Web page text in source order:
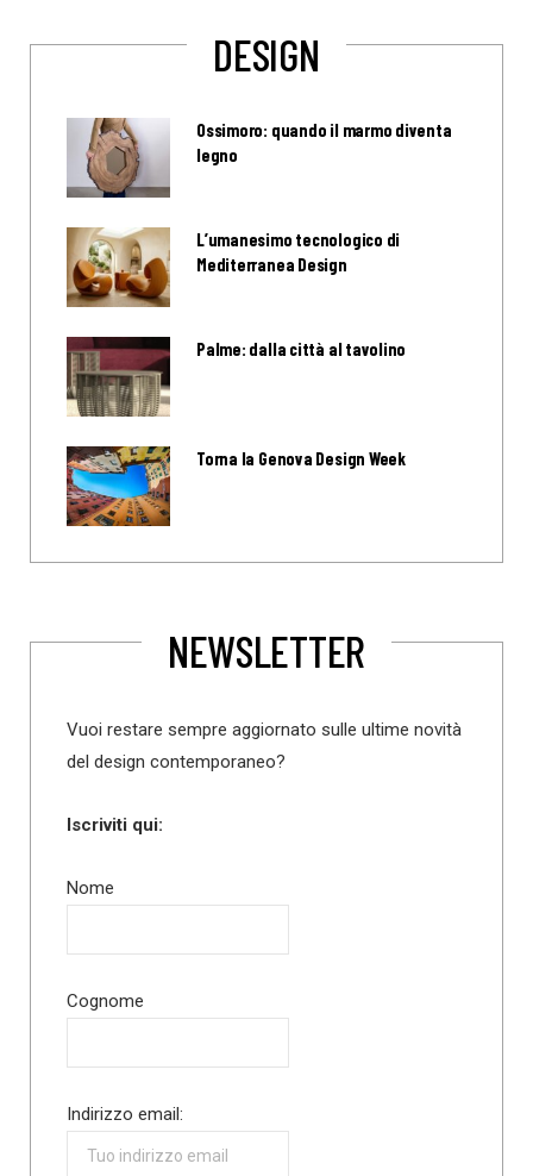
DESIGN
Ossimoro: quando il marmo diventa
legno
L’umanesimo tecnologico di
Mediterranea Design
Palme: dalla città al tavolino
Torna la Genova Design Week
NEWSLETTER
Vuoi restare sempre aggiornato sulle ultime novità
del design contemporaneo?
Iscriviti qui:
Nome
Cognome
Indirizzo email: